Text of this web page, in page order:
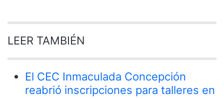
LEER TAMBIÉN
El CEC Inmaculada Concepción
reabrió inscripciones para talleres en